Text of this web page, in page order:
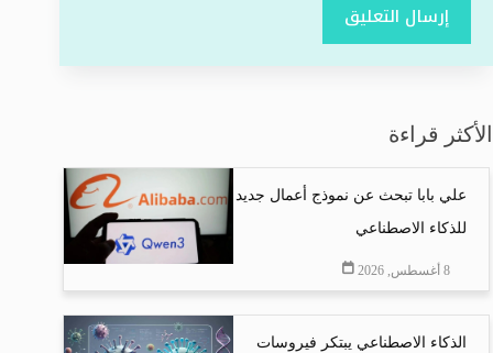
إرسال التعليق
الأكثر قراءة
علي بابا تبحث عن نموذج أعمال جديد
للذكاء الاصطناعي
8 أغسطس, 2026
الذكاء الاصطناعي يبتكر فيروسات